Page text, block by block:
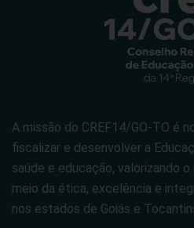
A missão do CREF14/GO-TO é
fiscalizar e desenvolver a
saúde e educação, valorizando
meio da ética, excelência e
nos estados de Goiás e